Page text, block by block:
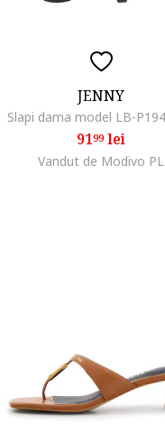
JENNY
9199lei
Vandut de Modivo PL